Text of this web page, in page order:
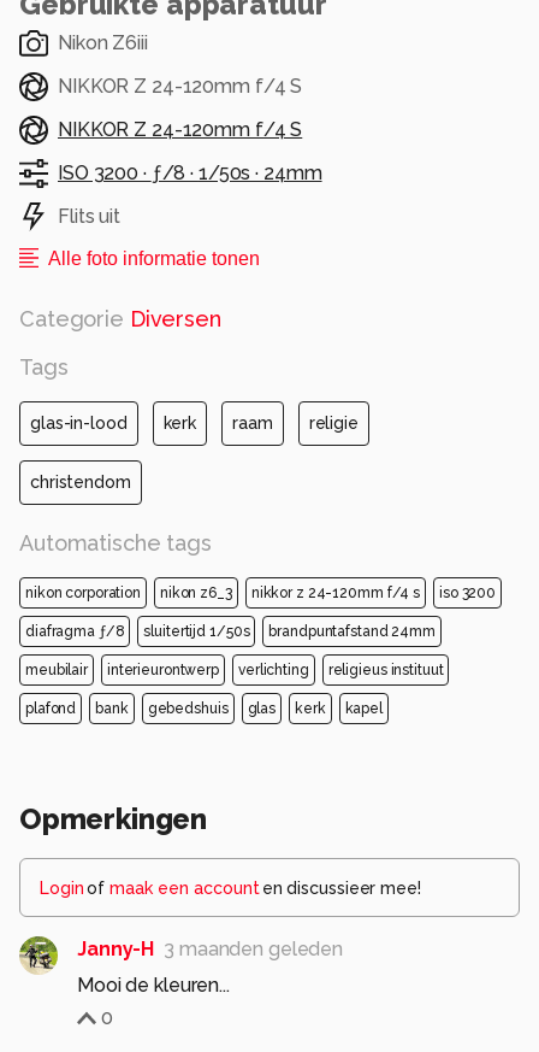
#germany #deutschland #visitgermany
#germanytourism
#mosel #moezel #city #village #kirche #church
#christianity
#beautiful #beautifuldestinations
#nikon #nikonphotography #nikonphoto
#iamnikon
#zoomnl #zoomnlfeedback #cameranu_nl
#photo #photography #photooftheday
Alle rechten voorbehouden
Nikon Z6iii
NIKKOR Z 24-120mm f/4 S
NIKKOR Z 24-120mm f/4 S
ISO 3200 · ƒ/8 · 1/50s · 24mm
Flits uit
Alle foto informatie tonen
Categorie Diversen
Tags
glas-in-lood kerk raam religie
christendom
Automatische tags
nikon corporation nikon z6_3 nikkor z 24-120mm f/4 s iso 3200
diafragma ƒ/8 sluitertijd 1/50s brandpuntafstand 24mm
meubilair interieurontwerp verlichting religieus instituut
plafond bank gebedshuis glas kerk kapel
Opmerkingen
Loginof maak een account en discussieer mee!
Janny-H
3 maanden geleden
Mooi de kleuren...
0